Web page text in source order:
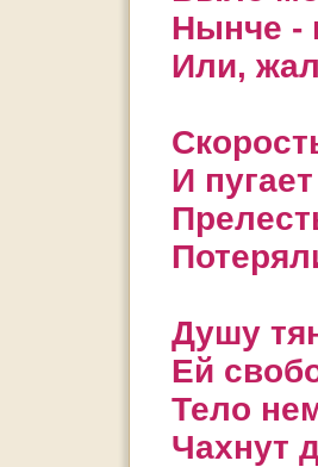
Нынче -
Или,
И
Душу
Ей
Тело
Чахнут